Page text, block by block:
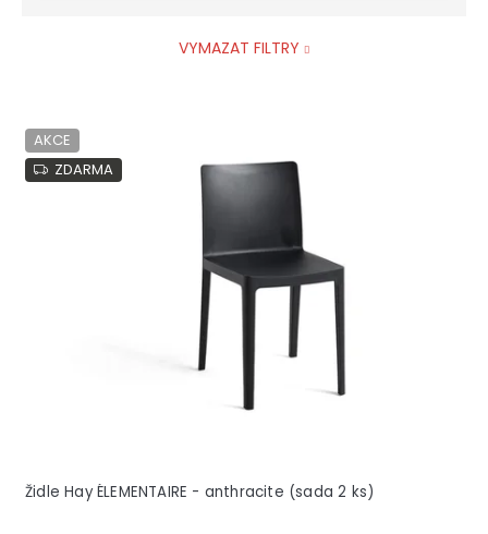
VYMAZAT FILTRY
V
ý
p
AKCE
ZDARMA
Židle Hay ÉLEMENTAIRE - anthracite (sada 2 ks)